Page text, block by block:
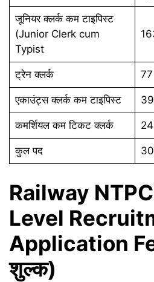
जूनियर क्लर्क कम टाइपिस्ट
(Junior Clerk cum
Typist
ट्रेन क्लर्क 77
एकाउंट्स क्लर्क कम टाइपिस्ट
कमर्शियल कम टिकट क्लर्क
कुल पद
Railway
Level
Application
शुल्क)